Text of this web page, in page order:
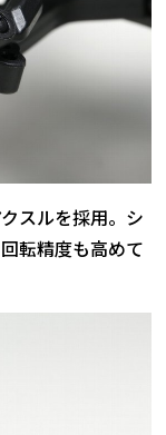
スルを採用。シ
転精度も高めて